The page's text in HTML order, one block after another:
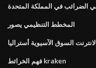
الضرائب في المملكة المتحدة
المخطط التنظيمي يصور
السوق الآسيوية أستراليا
فهم الخرائط kraken